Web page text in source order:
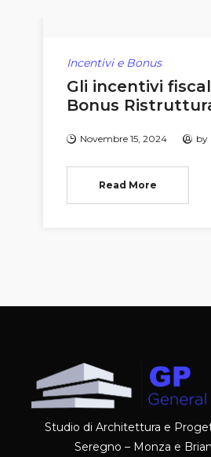
Incentivi e Bonus
Gli incentivi
Bonus
Novembre 15, 2024 by
Read More
Studio di Architettura e
Seregno – Monza e